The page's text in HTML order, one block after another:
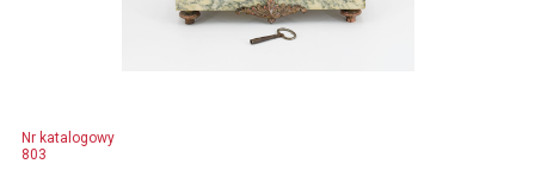
Nr katalogowy
803